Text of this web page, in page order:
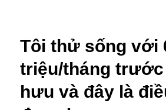
Tôi thử sống với
triệu/tháng
hưu và đây là